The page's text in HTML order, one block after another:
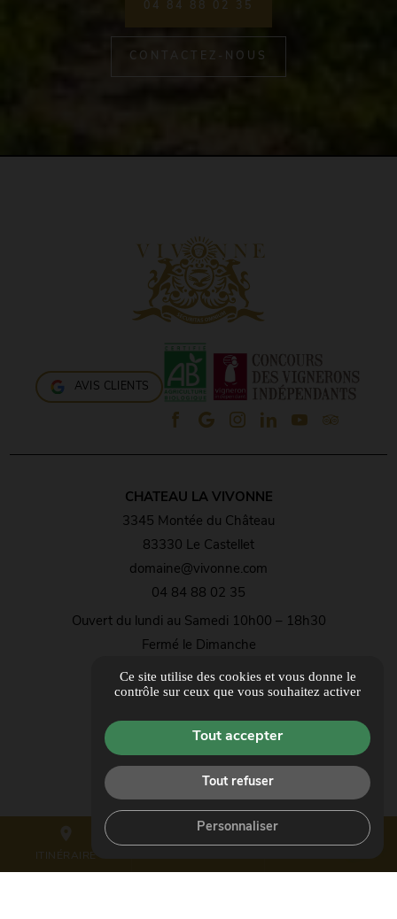
04 84 88 02 35
CONTACTEZ-NOUS
ITINÉRAIRE
mail
AVIS CLIENTS
CHATEAU LA VIVONNE
3345 Montée du Château
83330 Le Castellet
domaine@vivonne.com
04 84 88 02 35
Ouvert du lundi au Samedi 10h00 – 18h30
Fermé le Dimanche
ITINÉRAIRE
Guide local
Informations complémentaires
Mentions légales
Gestion des cookies
Ce site utilise des cookies et vous donne le
contrôle sur ceux que vous souhaitez activer
Tout accepter
Tout refuser
Personnaliser